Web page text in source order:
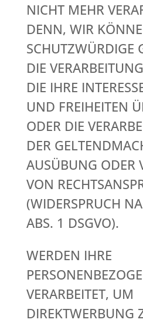
NICHT MEHR
DENN, WIR
SCHUTZWÜRDIGE
DIE
DIE IHRE
UND FREIHEITEN
ODER DIE
DER
AUSÜBUNG ODER
VON
(WIDERSPRUCH
ABS. 1 DSGVO).
WERDEN IHRE
VERARBEITET, UM
DIREKTWERBUNG